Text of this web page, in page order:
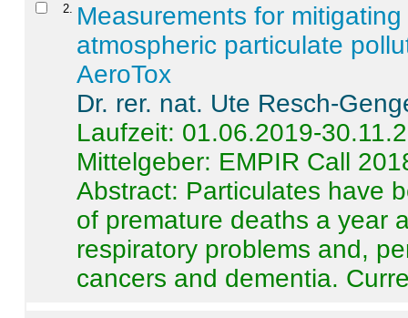
2
Measurements for
atmospheric particulate
AeroTox
Dr. rer. nat. Ute Resch-
Laufzeit: 01.06.2019-
Mittelgeber: EMPIR Call
Abstract: Particulates have
of premature deaths a year
respiratory problems and,
cancers and dementia.